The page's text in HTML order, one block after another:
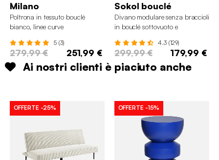
Milano
Poltrona in tessuto bouclé
bianco, linee curve
5 (3)
279,99 € 251,99 €
Sokol bouclé
Divano modulare senza braccioli
in bouclé sottovuoto e
4.3 (129)
299,99 € 179,99 €
Ai nostri clienti è piaciuto anche
OFFERTE -25% OFFERTE -15%